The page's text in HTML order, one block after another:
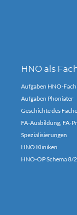
HNO als
Aufgaben HNO-
Aufgaben Phoniater
Geschichte des
FA-Ausbildung, FA-
Spezialisierungen
HNO Kliniken
HNO-OP Schema 8/